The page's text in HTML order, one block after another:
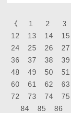
《 1 2 3
12
13 14 15
24
25 26 27
36
37 38 39
48
49 50 51
60
61 62 63
72
73 74 75
84
85 86